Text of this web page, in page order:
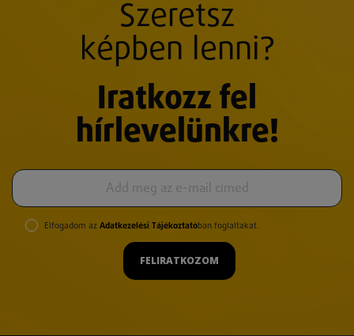
Szeretsz
képben lenni?
Iratkozz fel
hírlevelünkre!
Elfogadom az Adatkezelési Tájékoztatóban foglaltakat.
FELIRATKOZOM